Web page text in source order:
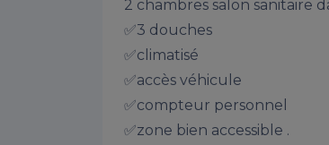
2 chambres salon sanitaire
✅3 douches
✅climatisé
✅accès véhicule
✅compteur personnel
✅zone bien accessible .